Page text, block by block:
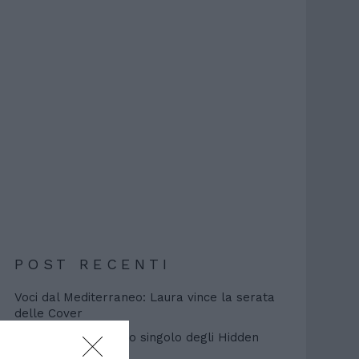
POST RECENTI
Voci dal Mediterraneo: Laura vince la serata
delle Cover
“Start Again: il nuovo singolo degli Hidden